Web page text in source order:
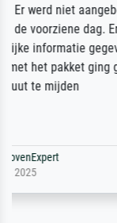
sorgfältig
unser
Dank!